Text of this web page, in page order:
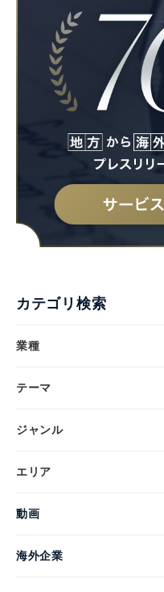
カテゴリ検索
業種
テーマ
ジャンル
エリア
動画
海外企業